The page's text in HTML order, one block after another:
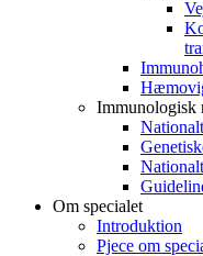
Immunologisk
Om specialet
Introduktion
Pjece om